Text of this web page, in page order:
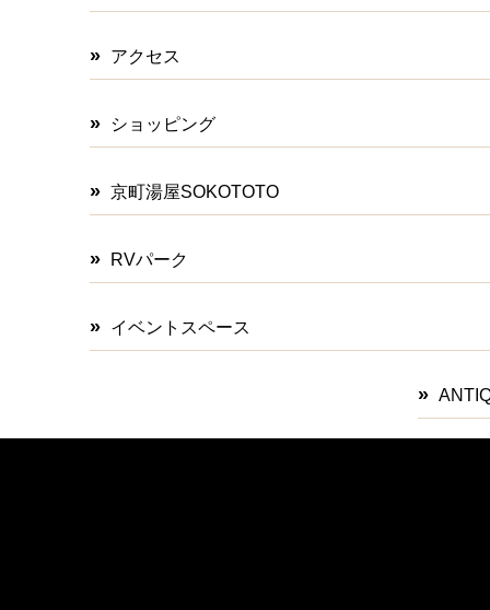
アクセス
ショッピング
京町湯屋SOKOTOTO
RVパーク
イベントスペース